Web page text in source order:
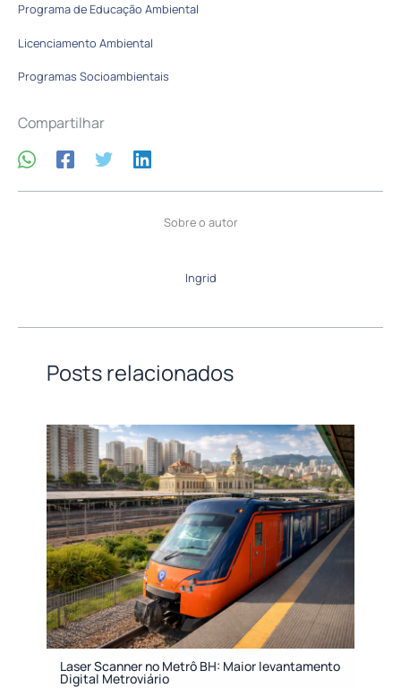
Programa de Educação Ambiental
Licenciamento Ambiental
Programas Socioambientais
Compartilhar
Sobre o autor
Ingrid
Posts relacionados
Laser Scanner no Metrô BH: Maior levantamento
Digital Metroviário